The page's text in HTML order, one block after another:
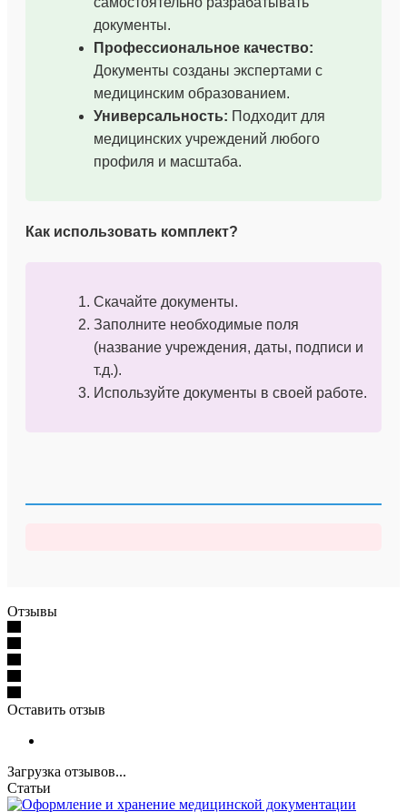
документы.
Профессиональное качество:
Документы созданы экспертами с
медицинским образованием.
Универсальность: Подходит для
медицинских учреждений любого
профиля и масштаба.
Как использовать комплект?
Скачайте документы.
Заполните необходимые поля
(название учреждения, даты, подписи и
т.д.).
Используйте документы в своей работе.
Отзывы
Оставить отзыв
Загрузка отзывов...
Статьи